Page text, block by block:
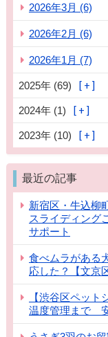
2026年3月 (6)
2026年2月 (6)
2026年1月 (7)
2025年 (69)
2024年 (1)
2023年 (10)
最近の記事
新宿区・牛込柳
スライディング
サポート
食べムラがある
応した？【文京
【渋谷区ペット
温度管理まで